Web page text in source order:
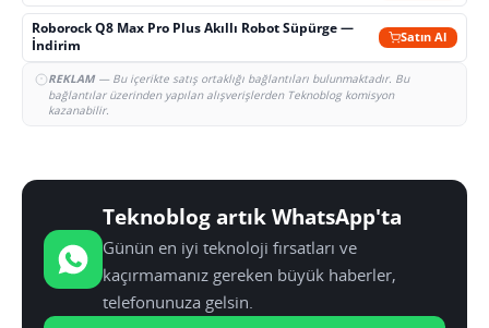
Roborock Q8 Max Pro Plus Akıllı Robot Süpürge —
İndirim
Satın Al
REKLAM— Bu içerikte satış ortaklığı bağlantıları bulunmaktadır. Bu
bağlantılar üzerinden yapılan alışverişlerden Teknoblog komisyon
kazanabilir.
Teknoblog artık WhatsApp'ta
Günün en iyi teknoloji fırsatları ve
kaçırmamanız gereken büyük haberler,
telefonunuza gelsin.